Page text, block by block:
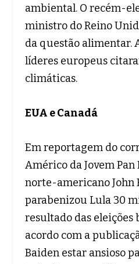
ambiental. O recém-
ministro do Reino
da questão alimentar.
líderes europeus
climáticas.
EUA e Canadá
Em reportagem do
Américo da Jovem
norte-americano John
parabenizou Lula 30
resultado das eleições
acordo com a
Baiden estar ansioso